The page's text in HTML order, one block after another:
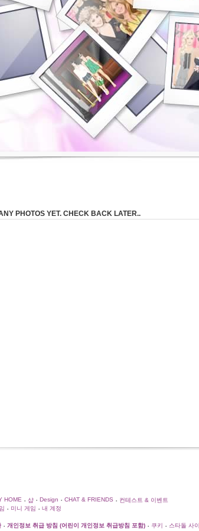
PHOTOS YET. CHECK BACK LATER..
HOME • 샵 • Design • CHAT & FRIENDS • 컨테스트 & 이벤트
• 미니 게임 • 내 계정
• 개인정보 취급 방침 (어린이 개인정보 취급방침 포함) • 쿠키 •
스타돌 사